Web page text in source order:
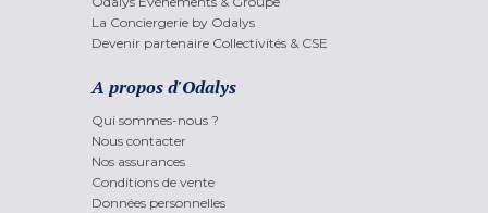
La Conciergerie by Odalys
Devenir partenaire Collectivités & CSE
A propos d'Odalys
Qui sommes-nous ?
Nous contacter
Nos assurances
Conditions de vente
Données personnelles